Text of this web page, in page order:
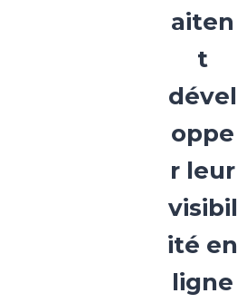
aiten
t
dével
oppe
r leur
visibil
ité en
ligne